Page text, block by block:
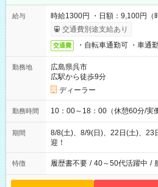
給与
時給1300円 ・日額：9,100円（
交通費別途支給あり
交通費 ・自転車通勤可 ・車通
勤務地
広島県呉市
広駅から徒歩9分
ディーラー
勤務時間 10：00～18：00（休憩60分/実
期間
8/8(土)、8/9(日)、22日(土)、23
迎！
特徴 履歴書不要 / 40～50代活躍中 /